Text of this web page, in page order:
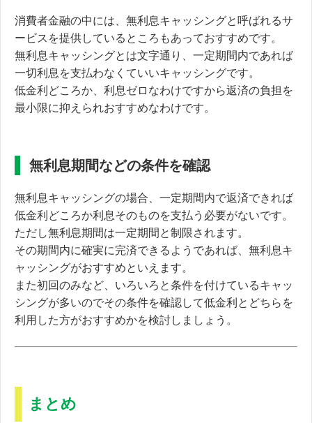
消費者金融の中には、無利息キャッシングと呼ばれるサ
ービスを提供しているところもあっておすすめです。
無利息キャッシングとは文字通り、 一定期間内であれば
一切利息を支払わなくていいキャッシングです。
低金利どころか、利息ゼロなわけですから返済の負担を
最小限に抑えられおすすめなわけです。
無利息期間などの条件を確認
無利息キャッシングの場合、一定期間内で返済できれば
低金利どころか利息そのものを支払う必要がないです。
ただし無利息期間は一定期間と制限されます。
その期間内に確実に完済できるようであれば、 無利息キ
ャッシングがおすすめといえます。
また初回のみなど、いろいろと条件を付けているキャッ
シングが多いのでその条件を確認して低金利とどちらを
利用した方がおすすめかを検討しましょう。
まとめ